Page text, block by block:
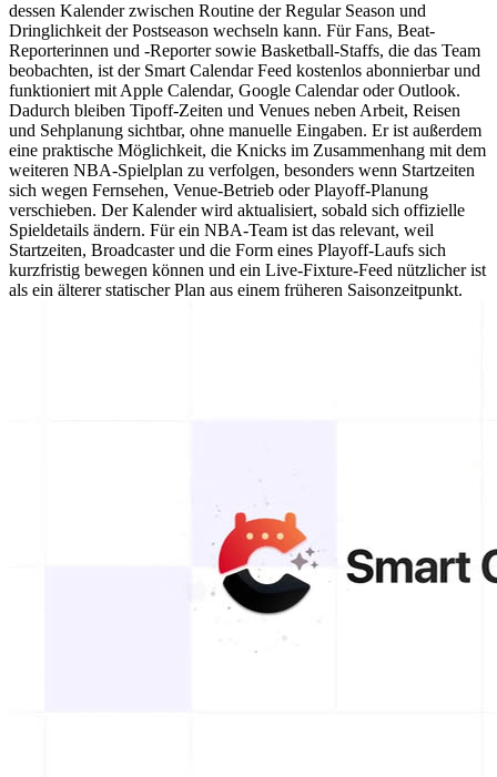
dessen Kalender zwischen Routine der Regular Season und
Dringlichkeit der Postseason wechseln kann. Für Fans, Beat-
Reporterinnen und -Reporter sowie Basketball-Staffs, die das Team
beobachten, ist der Smart Calendar Feed kostenlos abonnierbar und
funktioniert mit Apple Calendar, Google Calendar oder Outlook.
Dadurch bleiben Tipoff-Zeiten und Venues neben Arbeit, Reisen
und Sehplanung sichtbar, ohne manuelle Eingaben. Er ist außerdem
eine praktische Möglichkeit, die Knicks im Zusammenhang mit dem
weiteren NBA-Spielplan zu verfolgen, besonders wenn Startzeiten
sich wegen Fernsehen, Venue-Betrieb oder Playoff-Planung
verschieben. Der Kalender wird aktualisiert, sobald sich offizielle
Spieldetails ändern. Für ein NBA-Team ist das relevant, weil
Startzeiten, Broadcaster und die Form eines Playoff-Laufs sich
kurzfristig bewegen können und ein Live-Fixture-Feed nützlicher ist
als ein älterer statischer Plan aus einem früheren Saisonzeitpunkt.